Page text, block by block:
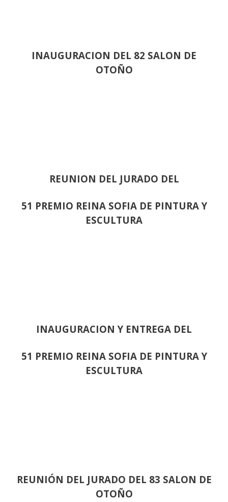
INAUGURACION DEL 82 SALON DE
OTOÑO
REUNION DEL JURADO DEL
51 PREMIO REINA SOFIA DE PINTURA Y
ESCULTURA
INAUGURACION Y ENTREGA DEL
51 PREMIO REINA SOFIA DE PINTURA Y
ESCULTURA
REUNIÓN DEL JURADO DEL 83 SALON DE
OTOÑO